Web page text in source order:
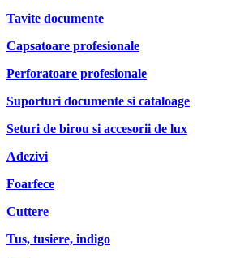
Tavite documente
Capsatoare profesionale
Perforatoare profesionale
Suporturi documente si cataloage
Seturi de birou si accesorii de lux
Adezivi
Foarfece
Cuttere
Tus, tusiere, indigo